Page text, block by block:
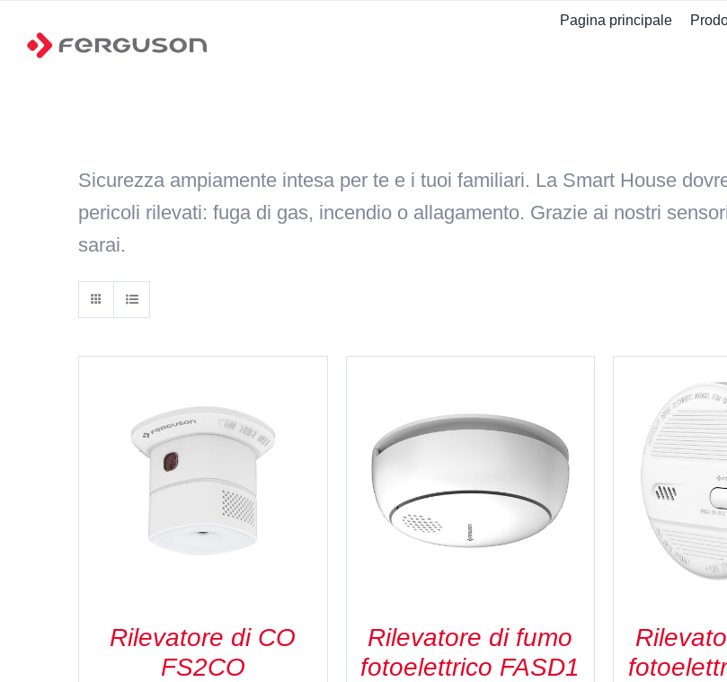
Pagina principale
Sicurezza ampiamente intesa per te e i tuoi familiari. La Smart House
pericoli rilevati: fuga di gas, incendio o allagamento. Grazie ai nostri
sarai.
Rilevatore di CO
FS2CO
DETAILS
Rilevatore di fumo
fotoelettrico FASD1